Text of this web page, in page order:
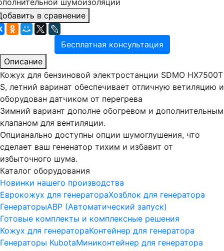
шумоизоляции
в сравнение
Бесплатная консультация
Описание
Кожух для бензиновой электростанции SDMO HX7500T
S, летний варинат обеспечивает отличную ветиляцию и
оборудован датчиком от перегрева
Зимний вариант дополне обогревом и дополнительным
клапаном для вентиляции.
Опцианально доступны опции шумоглушения, что
сделает ваш гененатор тихим и избавит от
избыточного шума.
Каталог оборудования
Новинки нашего производства
Еврокожух для генератораХозблок для генератора
ГенераторыАВР (Автоматический запуск)
Готовые комплекты и комплексные решения
Кожух для генератораКонтейнер для генератора
Генераторы KubotaМиниконтейнер для генератора